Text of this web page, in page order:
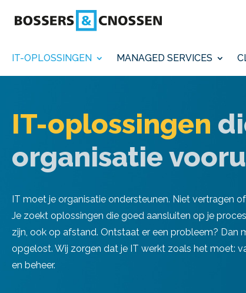
IT-OPLOSSINGEN MANAGED SERVICES
IT-oplossingen
organisatie
IT moet je organisatie ondersteunen. Niet vertragen
Je zoekt oplossingen die goed aansluiten op je
zijn, ook op afstand. Ontstaat er een probleem? Dan
opgelost. Wij zorgen dat je IT werkt zoals het moet:
en beheer.